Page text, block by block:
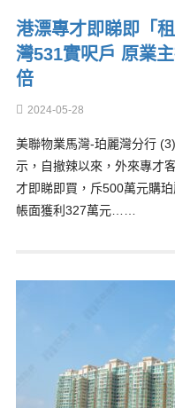
港漂專才即睇即「
灣531實呎戶 原業
倍
2024-05-28
美聯物業馬灣-珀麗灣分行
示，自撤辣以來，外來專才
才即睇即買，斥500萬元購
帳面獲利327萬元……